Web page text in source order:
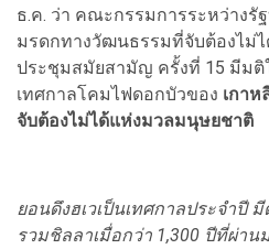
ธ.ค. ว่า คณะกรรมการระหว่างรั
มรดกทางวัฒนธรรมที่จับต้องไม่ไ
ประชุมสมัยสามัญ ครั้งที่ 15 มีมติ
เทศกาลโคมไฟดอกบัวของ เกาห
จับต้องไม่ได้แห่งมวลมนุษยชาติ
ยอนดึงฮเวเป็นเทศกาลประจำปี
รวมชิลลาเมื่อกว่า 1,300 ปีที่ผ่า